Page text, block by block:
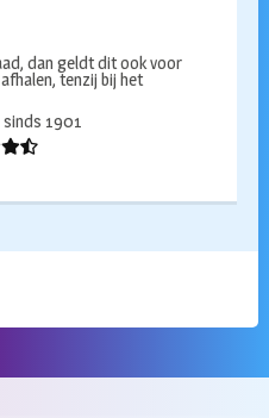
dan geldt dit ook voor
tenzij bij het
1901